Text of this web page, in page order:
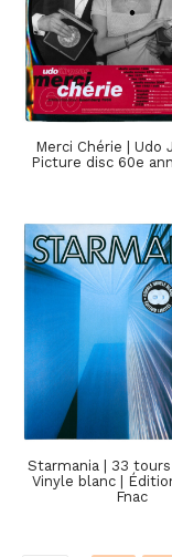
Merci Chérie | Udo
Picture disc 60e
Starmania | 33
Vinyle blanc |
Fnac